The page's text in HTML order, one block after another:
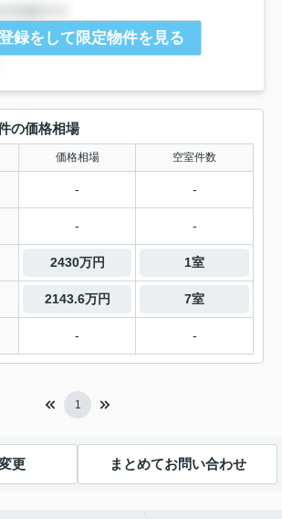
録をして限定物件を見る
の価格相場
価格相場 空室件数
- -
- -
2430万円 1室
2143.6万円 7室
- -
1
更 まとめてお問い合わせ